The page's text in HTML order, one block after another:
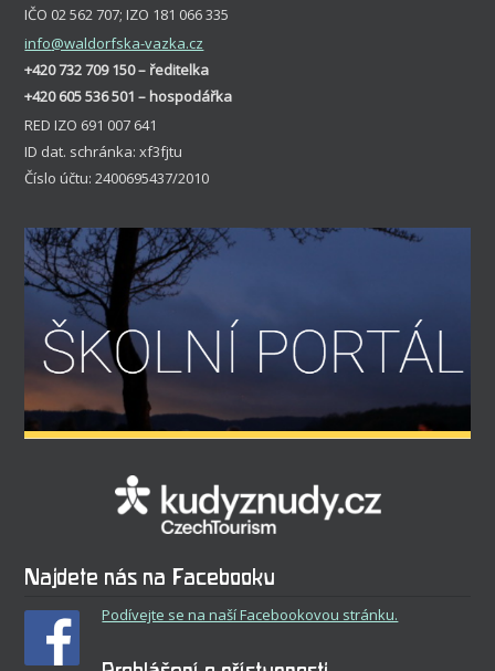
IČO 02 562 707; IZO 181 066 335
info@waldorfska-vazka.cz
+420 732 709 150 – ředitelka
+420 605 536 501 – hospodářka
RED IZO 691 007 641
ID dat. schránka: xf3fjtu
Číslo účtu: 2400695437/2010
Najdete nás na Facebooku
Podívejte se na naší Facebookovou stránku.